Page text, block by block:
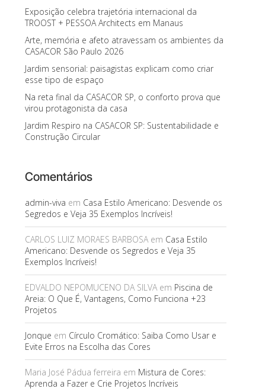
Exposição celebra trajetória internacional da
TROOST + PESSOA Architects em Manaus
Arte, memória e afeto atravessam os ambientes da
CASACOR São Paulo 2026
Jardim sensorial: paisagistas explicam como criar
esse tipo de espaço
Na reta final da CASACOR SP, o conforto prova que
virou protagonista da casa
Jardim Respiro na CASACOR SP: Sustentabilidade e
Construção Circular
Comentários
admin-viva em Casa Estilo Americano: Desvende os
Segredos e Veja 35 Exemplos Incríveis!
CARLOS LUIZ MORAES BARBOSAem Casa Estilo
Americano: Desvende os Segredos e Veja 35
Exemplos Incríveis!
EDVALDO NEPOMUCENO DA SILVAem Piscina de
Areia: O Que É, Vantagens, Como Funciona +23
Projetos
Jonque em Círculo Cromático: Saiba Como Usar e
Evite Erros na Escolha das Cores
Maria José Pádua ferreira em Mistura de Cores:
Aprenda a Fazer e Crie Projetos Incríveis